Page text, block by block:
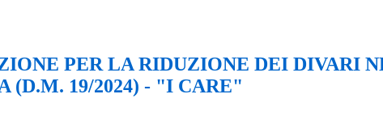
PER LA RIDUZIONE DEI DIVARI
(D.M. 19/2024) - "I CARE"